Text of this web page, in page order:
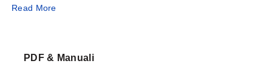
collegata a tachimetro, controllo a circuito chiuso,
quadratura per monitorare sia la velocità che la
Read More
PDF & Manuali